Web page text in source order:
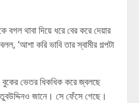
থাবা দিয়ে ধরে বের করে দেয়ার
‘আশা করি ভাবি তার স্বামীর গল্পটা
ভেতর ধিকধিক করে জ্বলছে
জানে। সে ফেঁসে গেছে।